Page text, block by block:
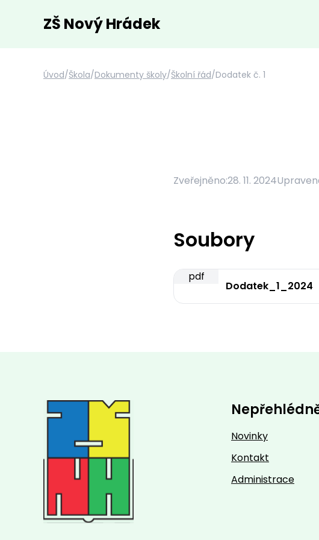
ZŠ Nový Hrádek
Úvod/Škola/Dokumenty školy/Školní řád/Dodatek č. 1
Zveřejněno:28. 11. 2024
Soubory
pdf
Dodatek_1_2024
Novinky
Kontakt
Administrace